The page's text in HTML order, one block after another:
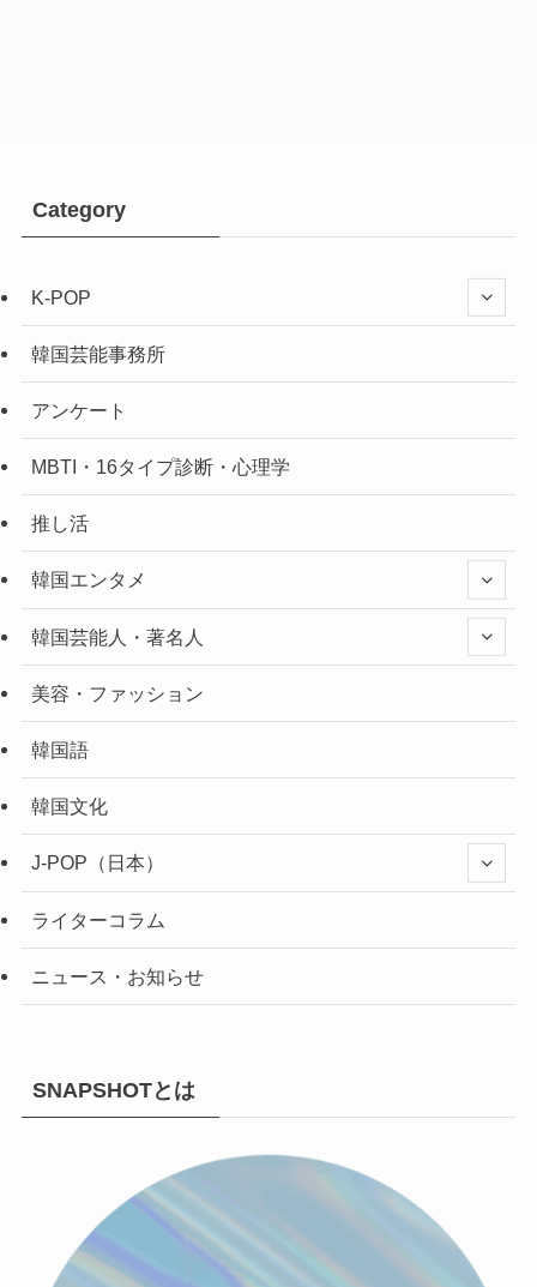
Category
K-POP
韓国芸能事務所
アンケート
MBTI・16タイプ診断・心理学
推し活
韓国エンタメ
韓国芸能人・著名人
美容・ファッション
韓国語
韓国文化
J-POP（日本）
ライターコラム
ニュース・お知らせ
SNAPSHOTとは